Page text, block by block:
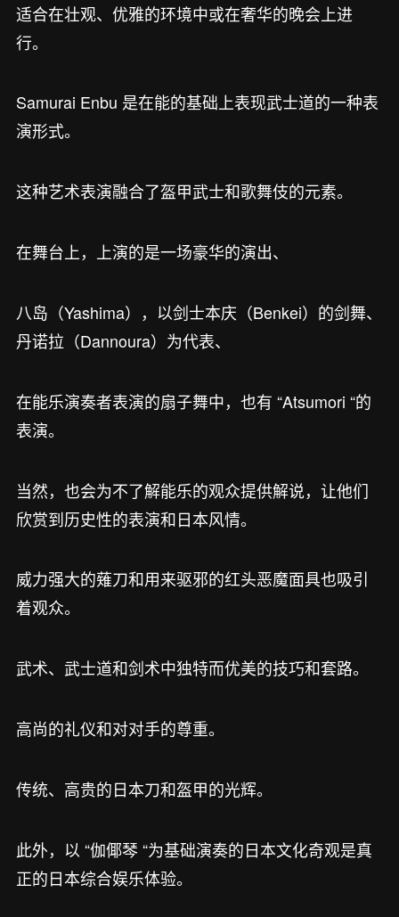
适合在壮观、优雅的环境中或在奢华的晚会上进
行。
Samurai Enbu 是在能的基础上表现武士道的一种表
演形式。
这种艺术表演融合了盔甲武士和歌舞伎的元素。
在舞台上，上演的是一场豪华的演出、
八岛（Yashima），以剑士本庆（Benkei）的剑舞、
丹诺拉（Dannoura）为代表、
在能乐演奏者表演的扇子舞中，也有 “Atsumori “的
表演。
当然，也会为不了解能乐的观众提供解说，让他们
欣赏到历史性的表演和日本风情。
威力强大的薙刀和用来驱邪的红头恶魔面具也吸引
着观众。
武术、武士道和剑术中独特而优美的技巧和套路。
高尚的礼仪和对对手的尊重。
传统、高贵的日本刀和盔甲的光辉。
此外，以 “伽倻琴 “为基础演奏的日本文化奇观是真
正的日本综合娱乐体验。